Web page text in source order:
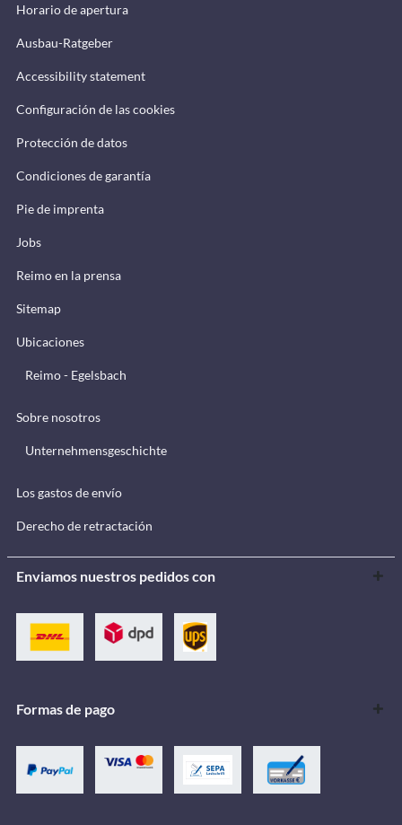
Horario de apertura
Ausbau-Ratgeber
Accessibility statement
Configuración de las cookies
Protección de datos
Condiciones de garantía
Pie de imprenta
Jobs
Reimo en la prensa
Sitemap
Ubicaciones
Reimo - Egelsbach
Sobre nosotros
Unternehmensgeschichte
Los gastos de envío
Derecho de retractación
Enviamos nuestros pedidos con
Formas de pago